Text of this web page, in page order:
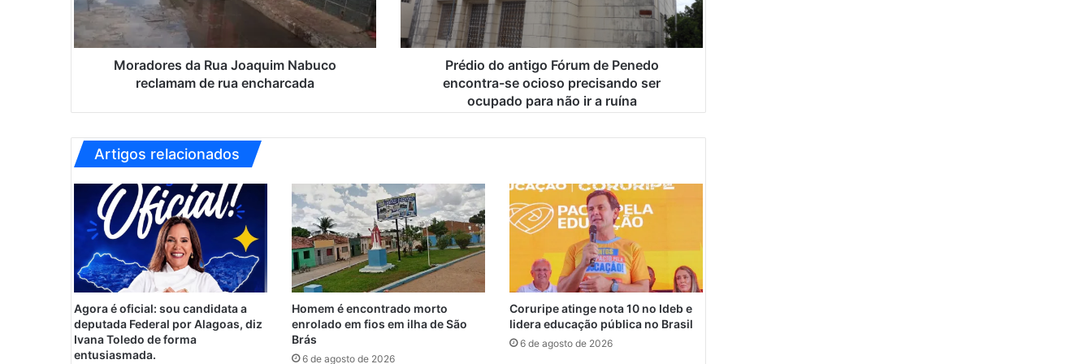
r
s
u
o
a
u
N
a
b
u
c
o
Moradores da Rua Joaquim Nabuco
reclamam de rua encharcada
a
g
r
u
m
d
e
P
e
n
e
Prédio do antigo Fórum de Penedo
encontra-se ocioso precisando ser
ocupado para não ir a ruína
Artigos relacionados
Agora é oficial: sou candidata a
deputada Federal por Alagoas, diz
Ivana Toledo de forma
entusiasmada.
Homem é encontrado morto
enrolado em fios em ilha de São
Brás
6 de agosto de 2026
Coruripe atinge nota 10 no Ideb e
lidera educação pública no Brasil
6 de agosto de 2026